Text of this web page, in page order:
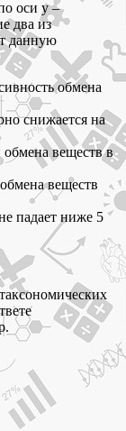
оси у –
два из
данную
обмена
снижается на
обмена веществ в
веществ
падает ниже 5